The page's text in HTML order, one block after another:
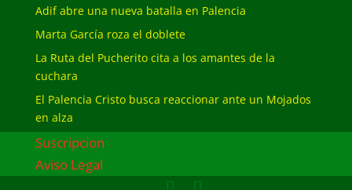
Adif abre una nueva batalla en Palencia
Marta García roza el doblete
La Ruta del Pucherito cita a los amantes de la
cuchara
El Palencia Cristo busca reaccionar ante un Mojados
en alza
Suscripcion
Aviso Legal